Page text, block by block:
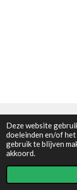
Deze website
doeleinden en/of
gebruik te blijven
akkoord.
Algemene
© 2021 - RC en